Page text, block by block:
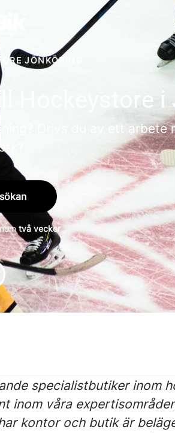
JÖNKÖPING
Hockeystore
Drivs du av ett
två veckor
specialistbutiker inom
inom våra
kontor och butik är